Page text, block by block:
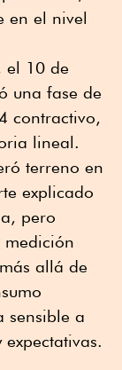
en el nivel
el 10 de
una fase de
contractivo,
lineal.
terreno en
explicado
pero
medición
allá de
sensible a